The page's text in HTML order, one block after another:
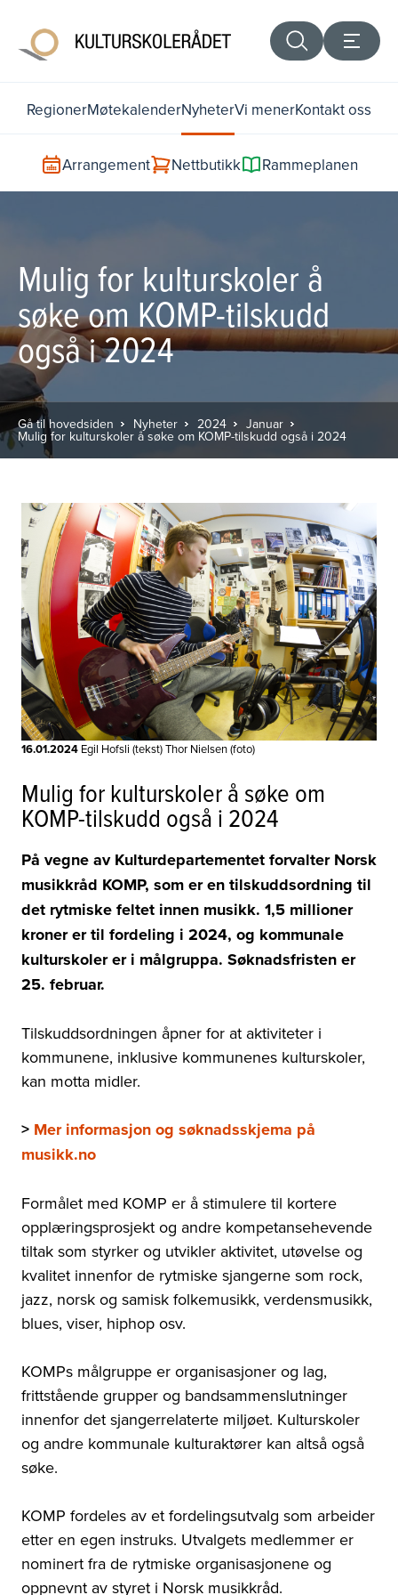
RegionerMøtekalenderNyheterVi menerKontakt oss
Arrangement Nettbutikk Rammeplanen
Mulig for kulturskoler å
søke om KOMP-tilskudd
også i 2024
Gå til hovedsiden Nyheter 2024 Januar
Mulig for kulturskoler å søke om KOMP-tilskudd også i 2024
16.01.2024 Egil Hofsli (tekst) Thor Nielsen (foto)
Mulig for kulturskoler å søke om
KOMP-tilskudd også i 2024
På vegne av Kulturdepartementet forvalter Norsk
musikkråd KOMP, som er en tilskuddsordning til
det rytmiske feltet innen musikk. 1,5 millioner
kroner er til fordeling i 2024, og kommunale
kulturskoler er i målgruppa. Søknadsfristen er
25. februar.
Tilskuddsordningen åpner for at aktiviteter i
kommunene, inklusive kommunenes kulturskoler,
kan motta midler.
> Mer informasjon og søknadsskjema på
musikk.no
Formålet med KOMP er å stimulere til kortere
opplæringsprosjekt og andre kompetansehevende
tiltak som styrker og utvikler aktivitet, utøvelse og
kvalitet innenfor de rytmiske sjangerne som rock,
jazz, norsk og samisk folkemusikk, verdensmusikk,
blues, viser, hiphop osv.
KOMPs målgruppe er organisasjoner og lag,
frittstående grupper og bandsammenslutninger
innenfor det sjangerrelaterte miljøet. Kulturskoler
og andre kommunale kulturaktører kan altså også
søke.
KOMP fordeles av et fordelingsutvalg som arbeider
etter en egen instruks. Utvalgets medlemmer er
nominert fra de rytmiske organisasjonene og
oppnevnt av styret i Norsk musikkråd.